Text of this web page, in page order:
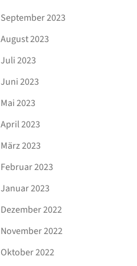
September 2023
August 2023
Juli 2023
Juni 2023
Mai 2023
April 2023
März 2023
Februar 2023
Januar 2023
Dezember 2022
November 2022
Oktober 2022